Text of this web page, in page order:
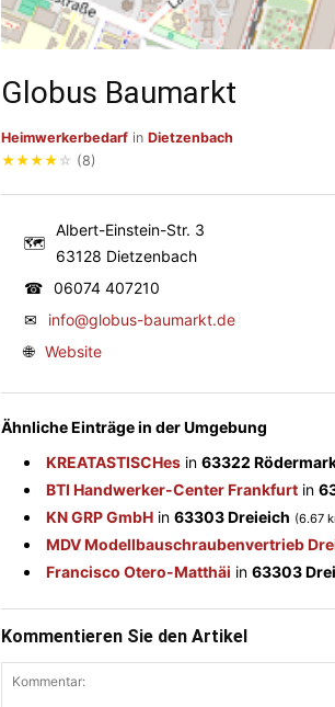
Globus Baumarkt
Heimwerkerbedarf in Dietzenbach
★★★★ ☆ (8)
🗺
Albert-Einstein-Str. 3
63128 Dietzenbach
☎ 06074 407210
✉
info@globus-baumarkt.de
🌐 Website
Ähnliche Einträge in der Umgebung
KREATASTISCHes in 63322
BTI Handwerker-Center Frankfurt in
KN GRP GmbH in 63303 Dreieich (6.67
MDV Modellbauschraubenvertrieb
Francisco Otero-Matthäi in 63303
Kommentieren Sie den Artikel